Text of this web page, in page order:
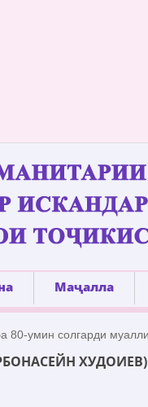
Маҷалла
умин солгарди
ХУДОИЕВ)